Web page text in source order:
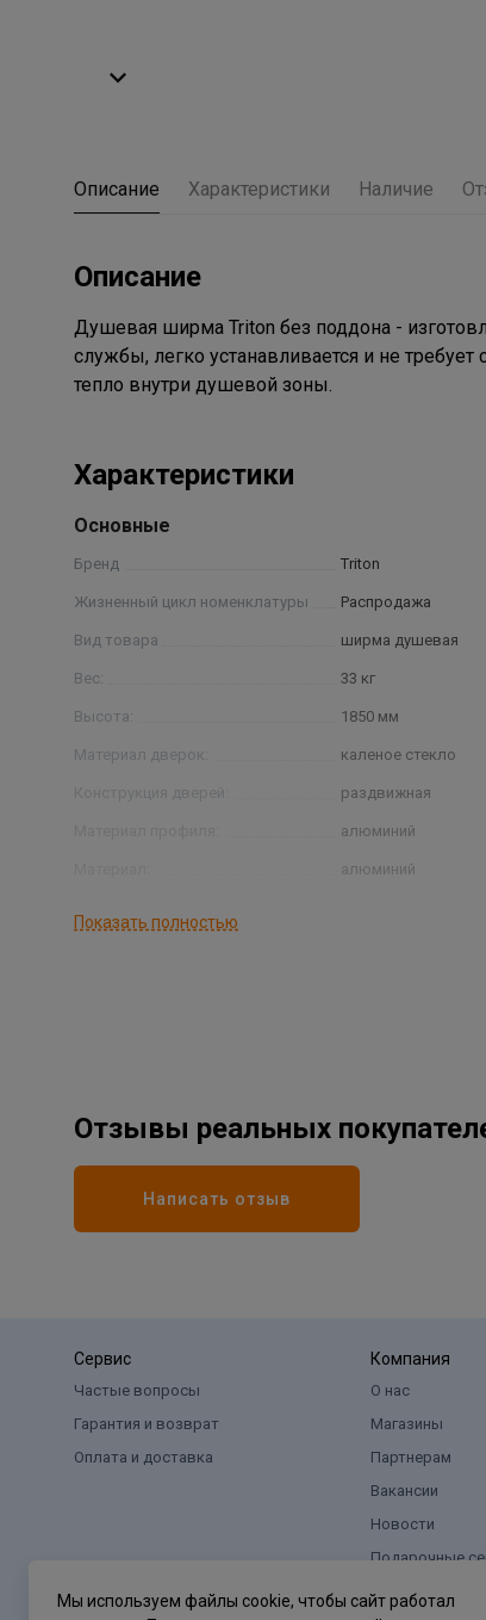
Описание Характеристики Наличие
Описание
Душевая ширма Triton без поддона -
службы, легко устанавливается и не
тепло внутри душевой зоны.
Характеристики
Основные
Бренд Triton
Жизненный цикл номенклатуры Распродажа
Вид товара ширма душевая
Вес: 33 кг
Высота: 1850 мм
Материал дверок: каленое стекло
Конструкция дверей: раздвижная
алюминий
алюминий
Показать полностью
Отзывы реальных
Написать отзыв
Сервис
Частые вопросы
Гарантия и возврат
Оплата и доставка
Компания
О нас
Магазины
Партнерам
Вакансии
Новости
Подарочные
Мы используем файлы cookie, чтобы сайт работал